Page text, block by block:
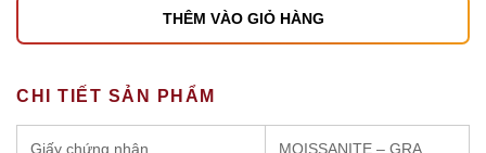
THÊM VÀO GIỎ HÀNG
CHI TIẾT SẢN PHẨM
Giấy chứng nhận MOISSANITE – GRA